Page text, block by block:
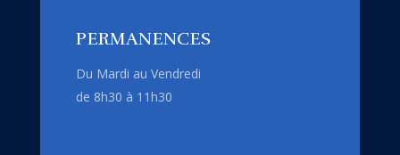
PERMANENCES
Du Mardi au Vendredi
de 8h30 à 11h30